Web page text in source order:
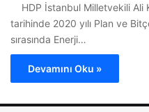
HDP İstanbul Milletvekili Ali
tarihinde 2020 yılı Plan ve
sırasında Enerji…
Devamını Oku »